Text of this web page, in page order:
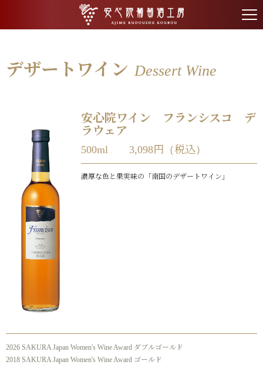
デザートワイン Dessert Wine
安心院ワイン フランシスコ デ
ラウェア
500ml 3,098円（税込）
濃厚な色と果実味の「南国のデザートワイン」
2026 SAKURA Japan Women's Wine Award ダブルゴールド
2018 SAKURA Japan Women's Wine Award ゴールド